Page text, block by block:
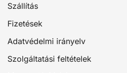
Szállítás
Fizetések
Adatvédelmi irányelv
Szolgáltatási feltételek